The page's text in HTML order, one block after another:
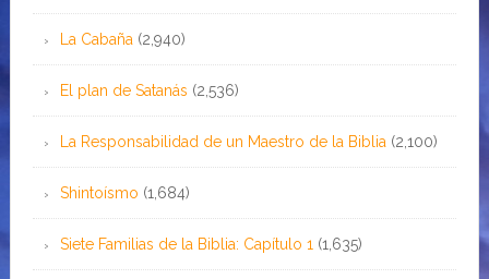
La Cabaña (2,940)
El plan de Satanás (2,536)
La Responsabilidad de un Maestro de la Biblia (2,100)
Shintoísmo (1,684)
Siete Familias de la Biblia: Capítulo 1 (1,635)